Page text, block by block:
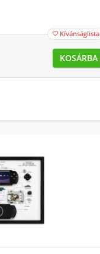
 Kívánságlista
KOSÁRBA